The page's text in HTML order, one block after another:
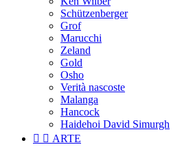
Schützenberger
Grof
Marucchi
Zeland
Gold
Osho
Verità nascoste
Malanga
Hancock
Haidehoi David Simurgh
  ARTE